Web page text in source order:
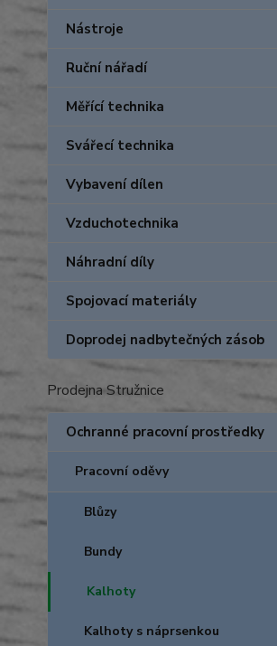
Nástroje
Ruční nářadí
Měřící technika
Svářecí technika
Vybavení dílen
Vzduchotechnika
Náhradní díly
Spojovací materiály
Doprodej nadbytečných zásob
Prodejna Stružnice
Ochranné pracovní prostředky
Pracovní oděvy
Blůzy
Bundy
Kalhoty
Kalhoty s náprsenkou